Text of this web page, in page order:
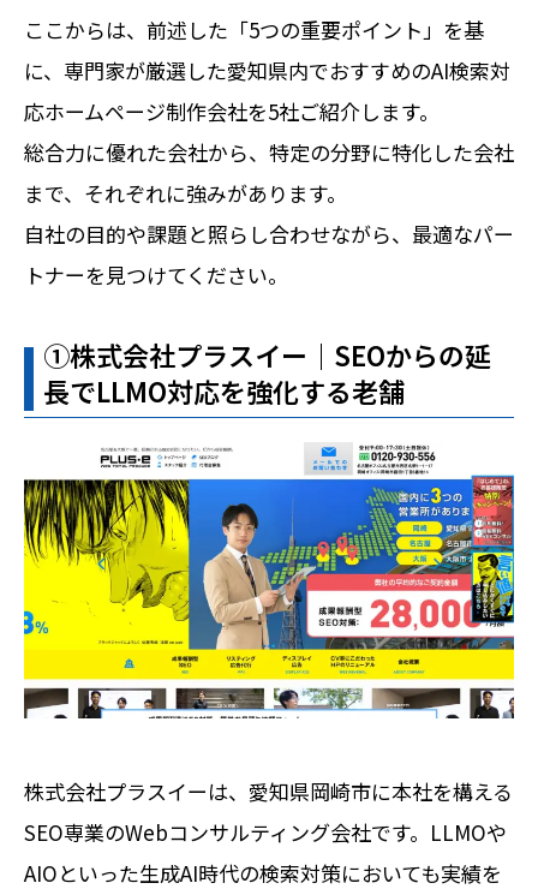
ここからは、前述した「5つの重要ポイント」を基
に、専門家が厳選した愛知県内でおすすめのAI検索対
応ホームページ制作会社を5社ご紹介します。
総合力に優れた会社から、特定の分野に特化した会社
まで、それぞれに強みがあります。
自社の目的や課題と照らし合わせながら、最適なパー
トナーを見つけてください。
➀株式会社プラスイー｜SEOからの延
長でLLMO対応を強化する老舗
株式会社プラスイーは、愛知県岡崎市に本社を構える
SEO専業のWebコンサルティング会社です。LLMOや
AIOといった生成AI時代の検索対策においても実績を